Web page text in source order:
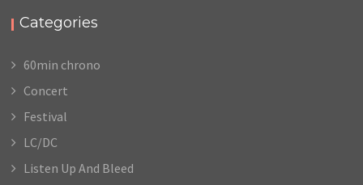
Categories
60min chrono
Concert
Festival
LC/DC
Listen Up And Bleed